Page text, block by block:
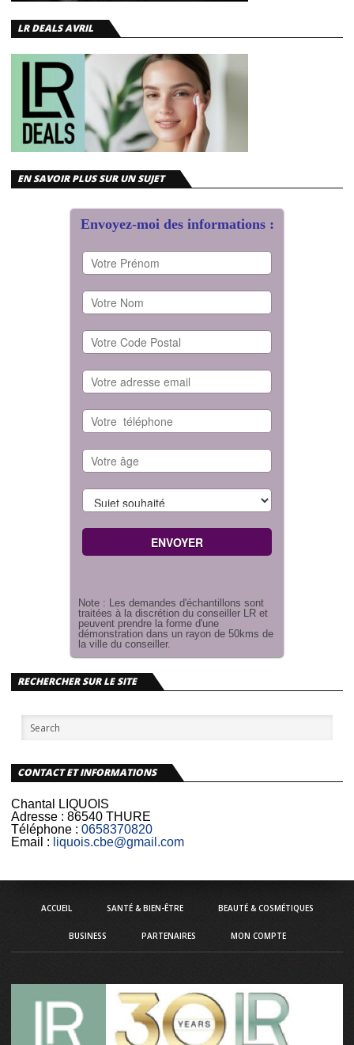
LR DEALS AVRIL
EN SAVOIR PLUS SUR UN SUJET
Envoyez-moi des informations :
Note : Les demandes d'échantillons sont
traitées à la discrétion du conseiller LR et
peuvent prendre la forme d'une
démonstration dans un rayon de 50kms de
la ville du conseiller.
RECHERCHER SUR LE SITE
CONTACT ET INFORMATIONS
Chantal LIQUOIS
Adresse : 86540 THURE
Téléphone : 0658370820
Email : liquois.cbe@gmail.com
ACCUEIL SANTÉ & BIEN-ÊTRE BEAUTÉ & COSMÉTIQUES
BUSINESS PARTENAIRES MON COMPTE